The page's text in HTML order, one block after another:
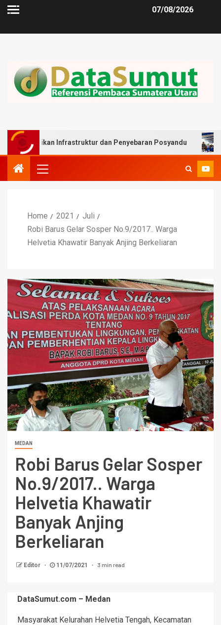
07/08/2026
Infrastruktur dan Penyebaran Posyandu Muslim
Home 2021
Juli
Robi Barus Gelar Sosper No.9/2017.. Warga
Helvetia Khawatir Banyak Anjing Berkeliaran
MEDAN
Robi Barus Gelar Sosper
No.9/2017.. Warga
Helvetia Khawatir
Banyak Anjing
Berkeliaran
Editor 11/07/2021 3 min read
DataSumut.com – Medan
Masyarakat Kelurahan Helvetia Tengah, Kecamatan